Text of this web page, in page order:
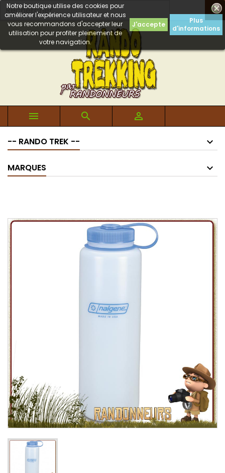

Notre boutique utilise des cookies pour
améliorer l'expérience utilisateur et nous
vous recommandons d'accepter leur
utilisation pour profiter pleinement de
votre navigation.
J'accepte
Plus
d'informations
  
-- RANDO TREK --
MARQUES